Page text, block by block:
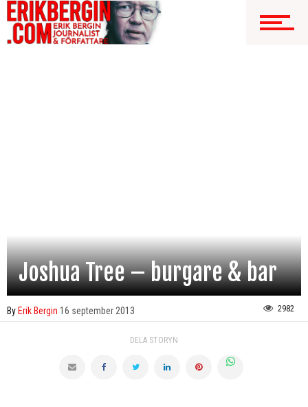
Joshua Tree – burgare & bar
By Erik Bergin 16 september 2013 2982
DELA STORYN